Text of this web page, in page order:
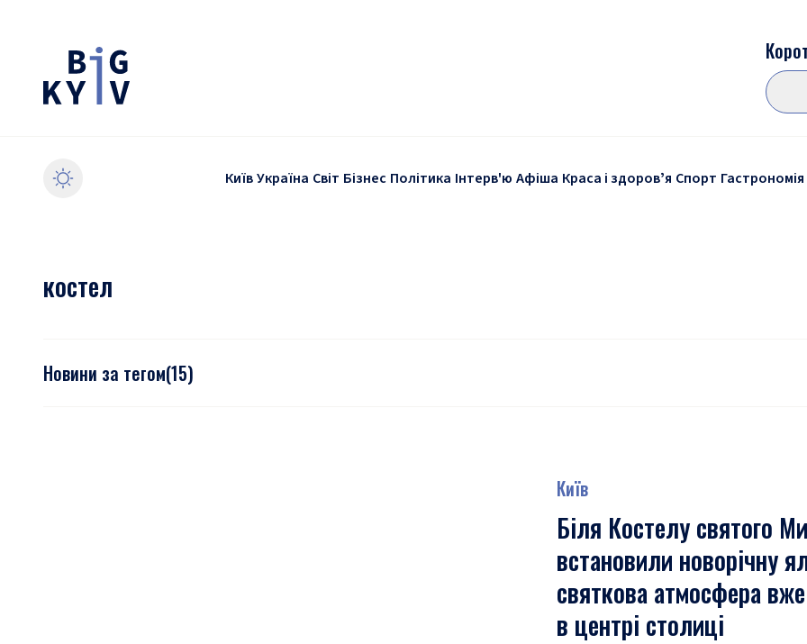
КиївУкраїна Світ Бізнес Політика Інтерв'ю Афіша Краса і здоровʼя Спорт Гастрономія
костел
Новини за тегом(15)
Київ
Біля Костелу святого
встановили новорічну
святкова атмосфера
в центрі столиці